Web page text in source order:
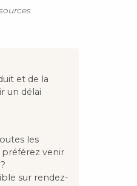
et de la
un délai
les
venir
sur rendez-